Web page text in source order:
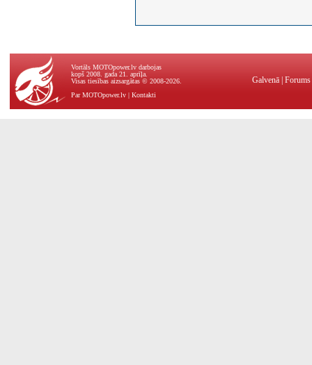
Vortāls MOTOpower.lv darbojas
kopš 2008. gada 21. aprīļa.
Visas tiesības aizsargātas © 2008-2026.
Par MOTOpower.lv | Kontakti
Galvenā Forums